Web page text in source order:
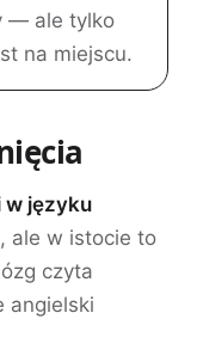
— ale tylko
na miejscu.
w języku
ale w istocie to
czyta
angielski